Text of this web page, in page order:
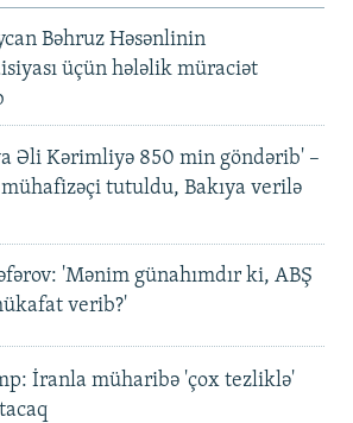
Bəhruz Həsənlinin
üçün hələlik müraciət
Əli Kərimliyə 850 min göndərib' –
tutuldu, Bakıya verilə
'Mənim günahımdır ki, ABŞ
verib?'
İranla müharibə 'çox tezliklə'